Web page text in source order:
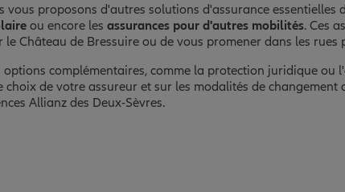
vous proposons d'autres solutions d'assurance essentielles
ou encore les assurances pour d'autres mobilités. Ces
Château de Bressuire ou de vous promener dans les rues
complémentaires, comme la protection juridique ou
de votre assureur et sur les modalités de
Allianz des Deux-Sèvres.